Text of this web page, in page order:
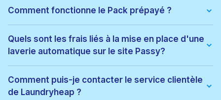
• Enlèvement et livraison gratuits
• 24-délai d'exécution d'une heure
• Suivi des commandes en temps réel
• Options de nettoyage respectueuses de l'environnement
• Service disponible 7 jours sur 7, y compris le soir
C'est un moyen rapide, facile et fiable de faire sa lessive.
Comment fonctionne le Pack prépayé ?
d'articles à un prix inférieur. Lorsque vous passez une
commande, les articles de votre pack sont automatiquement
utilisés. S'il y a des frais supplémentaires, ils seront ajoutés à
jusqu'à ce que tous les articles soient utilisés ou qu'il expire.
Quels sont les frais liés à la mise en place d'une
laverie automatique sur le site Passy?
d'articles, selon le service choisi. Les prix pour Passy sont
indiqués sur notre site web. Une fois votre commande
terminée, le montant total sera débité du mode de paiement
Comment puis-je contacter le service clientèle
de Laundryheap ?